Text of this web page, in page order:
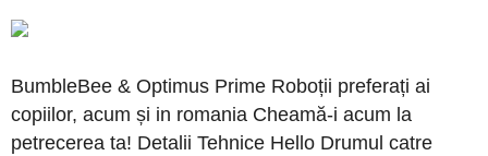
BumbleBee & Optimus Prime Roboții preferați ai
copiilor, acum și in romania Cheamă-i acum la
petrecerea ta! Detalii Tehnice Hello Drumul catre